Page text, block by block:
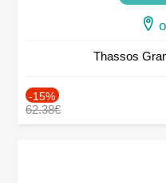
Thassos
-15%
62.38€